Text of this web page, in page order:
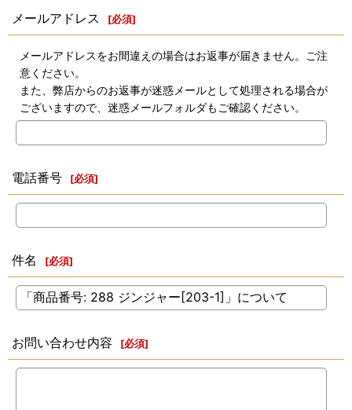
メールアドレス [必須]
メールアドレスをお間違えの場合はお返事が届きません。ご注
意ください。
また、弊店からのお返事が迷惑メールとして処理される場合が
ございますので、迷惑メールフォルダもご確認ください。
電話番号 [必須]
件名 [必須]
お問い合わせ内容 [必須]